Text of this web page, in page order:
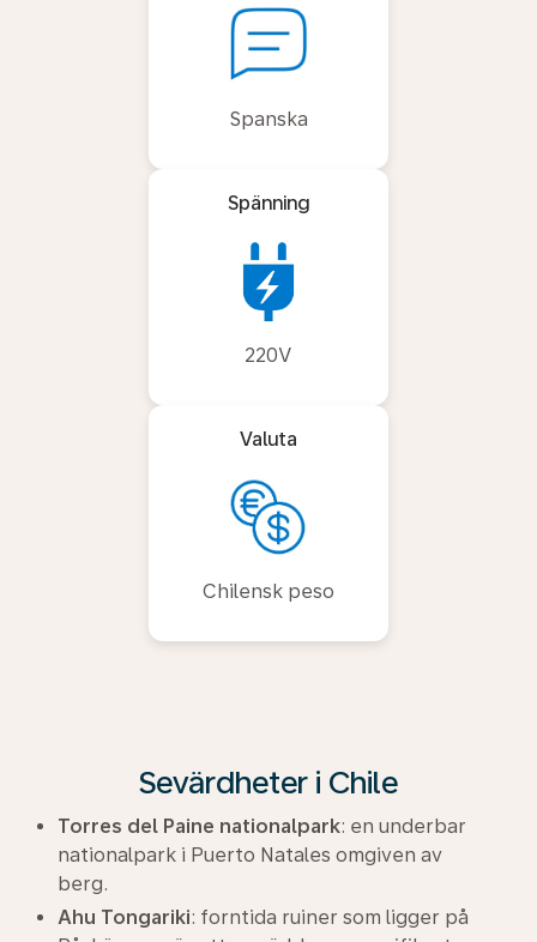
Spanska
Spänning
220V
Valuta
Chilensk peso
Sevärdheter i Chile
Torres del Paine nationalpark: en underbar
nationalpark i Puerto Natales omgiven av
berg.
Ahu Tongariki: forntida ruiner som ligger på